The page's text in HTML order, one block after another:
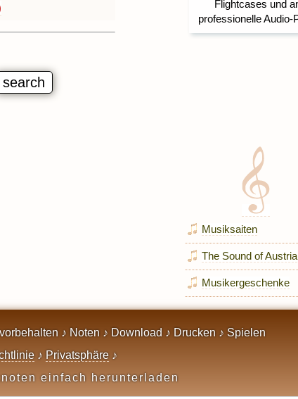
Musiksaiten
The Sound of Austria
Musikergeschenke
♪ Noten ♪ Download ♪ Drucken ♪ Spielen
♪ Privatsphäre ♪
einfach herunterladen